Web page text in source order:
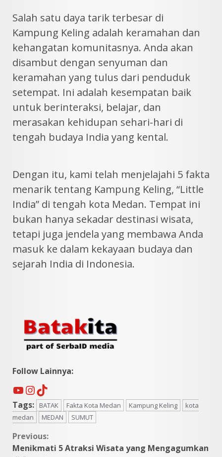
Salah satu daya tarik terbesar di
Kampung Keling adalah keramahan dan
kehangatan komunitasnya. Anda akan
disambut dengan senyuman dan
keramahan yang tulus dari penduduk
setempat. Ini adalah kesempatan baik
untuk berinteraksi, belajar, dan
merasakan kehidupan sehari-hari di
tengah budaya India yang kental.
Dengan itu, kami telah menjelajahi 5 fakta
menarik tentang Kampung Keling, “Little
India” di tengah kota Medan. Tempat ini
bukan hanya sekadar destinasi wisata,
tetapi juga jendela yang membawa Anda
masuk ke dalam kekayaan budaya dan
sejarah India di Indonesia.
Follow Lainnya:
YouTube
Instagram
TikTok
Tags: BATAK Fakta Kota Medan Kampung Keling
kota
medan
MEDAN SUMUT
Continue
Previous:
Menikmati 5 Atraksi Wisata yang Mengagumkan